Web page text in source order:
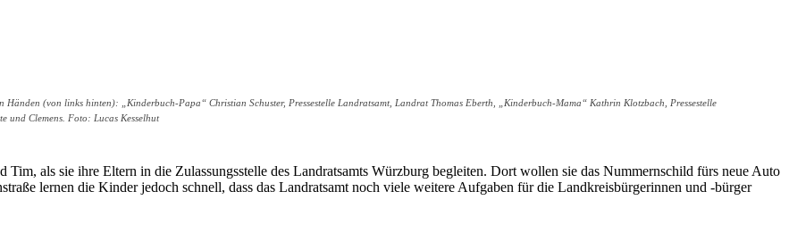
(von links hinten): „Kinderbuch-Papa“ Christian Schuster, Pressestelle Landratsamt, Landrat Thomas Eberth, „Kinderbuch-Mama“ Kathrin Klotzbach, Pressestelle
und Clemens. Foto: Lucas Kesselhut
als sie ihre Eltern in die Zulassungsstelle des Landratsamts Würzburg begleiten. Dort wollen sie das Nummernschild fürs neue Auto
lernen die Kinder jedoch schnell, dass das Landratsamt noch viele weitere Aufgaben für die Landkreisbürgerinnen und -bürger